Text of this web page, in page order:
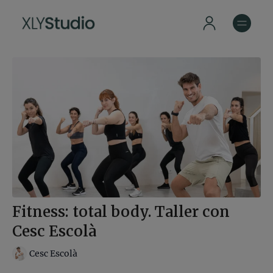
Fitness: total body. Taller con
Cesc Escolà
Cesc Escolà